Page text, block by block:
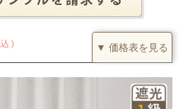
▼ 価格表を見る